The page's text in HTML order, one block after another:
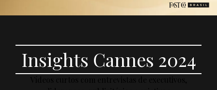
Insights Cannes 2024